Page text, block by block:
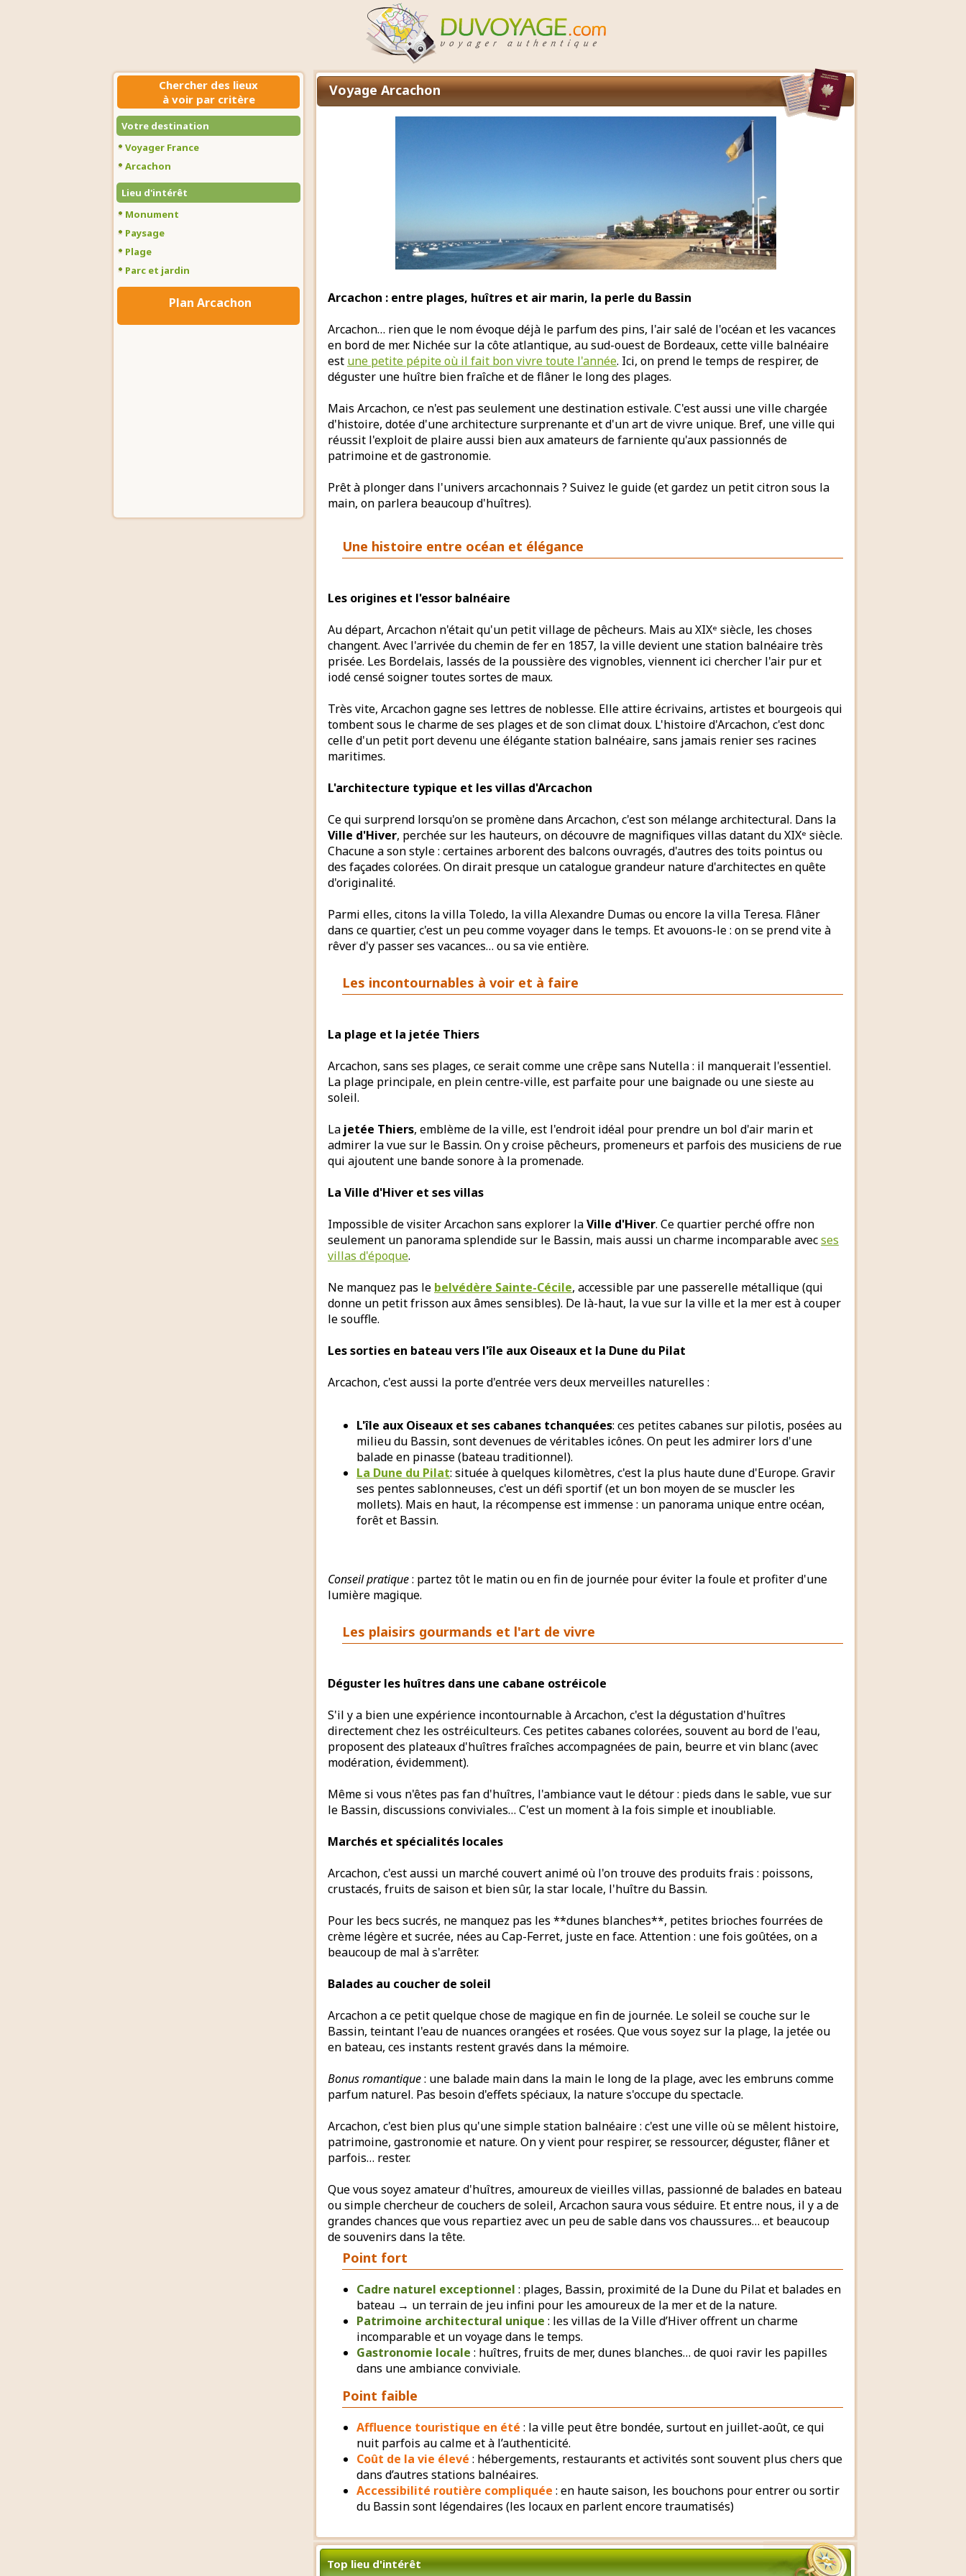
Chercher des lieux
à voir par critère
Votre destination
Voyager France
Arcachon
Lieu d'intérêt
Monument
Paysage
Plage
Parc et jardin
Plan Arcachon
Voyage Arcachon
Arcachon : entre plages, huîtres et air marin, la perle du Bassin
Arcachon… rien que le nom évoque déjà le parfum des pins, l'air salé de l'océan et les vacances
en bord de mer. Nichée sur la côte atlantique, au sud-ouest de Bordeaux, cette ville balnéaire
est une petite pépite où il fait bon vivre toute l'année. Ici, on prend le temps de respirer, de
déguster une huître bien fraîche et de flâner le long des plages.
Mais Arcachon, ce n'est pas seulement une destination estivale. C'est aussi une ville chargée
d'histoire, dotée d'une architecture surprenante et d'un art de vivre unique. Bref, une ville qui
réussit l'exploit de plaire aussi bien aux amateurs de farniente qu'aux passionnés de
patrimoine et de gastronomie.
Prêt à plonger dans l'univers arcachonnais ? Suivez le guide (et gardez un petit citron sous la
main, on parlera beaucoup d'huîtres).
Une histoire entre océan et élégance
Les origines et l'essor balnéaire
Au départ, Arcachon n'était qu'un petit village de pêcheurs. Mais au XIXᵉ siècle, les choses
changent. Avec l'arrivée du chemin de fer en 1857, la ville devient une station balnéaire très
prisée. Les Bordelais, lassés de la poussière des vignobles, viennent ici chercher l'air pur et
iodé censé soigner toutes sortes de maux.
Très vite, Arcachon gagne ses lettres de noblesse. Elle attire écrivains, artistes et bourgeois qui
tombent sous le charme de ses plages et de son climat doux. L'histoire d'Arcachon, c'est donc
celle d'un petit port devenu une élégante station balnéaire, sans jamais renier ses racines
maritimes.
L'architecture typique et les villas d'Arcachon
Ce qui surprend lorsqu'on se promène dans Arcachon, c'est son mélange architectural. Dans la
Ville d'Hiver, perchée sur les hauteurs, on découvre de magnifiques villas datant du XIXᵉ siècle.
Chacune a son style : certaines arborent des balcons ouvragés, d'autres des toits pointus ou
des façades colorées. On dirait presque un catalogue grandeur nature d'architectes en quête
d'originalité.
Parmi elles, citons la villa Toledo, la villa Alexandre Dumas ou encore la villa Teresa. Flâner
dans ce quartier, c'est un peu comme voyager dans le temps. Et avouons-le : on se prend vite à
rêver d'y passer ses vacances… ou sa vie entière.
Les incontournables à voir et à faire
La plage et la jetée Thiers
Arcachon, sans ses plages, ce serait comme une crêpe sans Nutella : il manquerait l'essentiel.
La plage principale, en plein centre-ville, est parfaite pour une baignade ou une sieste au
soleil.
La jetée Thiers, emblème de la ville, est l'endroit idéal pour prendre un bol d'air marin et
admirer la vue sur le Bassin. On y croise pêcheurs, promeneurs et parfois des musiciens de rue
qui ajoutent une bande sonore à la promenade.
La Ville d'Hiver et ses villas
Impossible de visiter Arcachon sans explorer laVille d'Hiver. Ce quartier perché offre non
seulement un panorama splendide sur le Bassin, mais aussi un charme incomparable avecses
villas d'époque.
Ne manquez pas le belvédère Sainte-Cécile, accessible par une passerelle métallique (qui
donne un petit frisson aux âmes sensibles). De là-haut, la vue sur la ville et la mer est à couper
le souffle.
Les sorties en bateau vers l'île aux Oiseaux et la Dune du Pilat
Arcachon, c'est aussi la porte d'entrée vers deux merveilles naturelles :
L'île aux Oiseaux et ses cabanes tchanquées: ces petites cabanes sur pilotis, posées au
milieu du Bassin, sont devenues de véritables icônes. On peut les admirer lors d'une
balade en pinasse (bateau traditionnel).
La Dune du Pilat: située à quelques kilomètres, c'est la plus haute dune d'Europe. Gravir
ses pentes sablonneuses, c'est un défi sportif (et un bon moyen de se muscler les
mollets). Mais en haut, la récompense est immense : un panorama unique entre océan,
forêt et Bassin.
Conseil pratique: partez tôt le matin ou en fin de journée pour éviter la foule et profiter d'une
lumière magique.
Les plaisirs gourmands et l'art de vivre
Déguster les huîtres dans une cabane ostréicole
S'il y a bien une expérience incontournable à Arcachon, c'est la dégustation d'huîtres
directement chez les ostréiculteurs. Ces petites cabanes colorées, souvent au bord de l'eau,
proposent des plateaux d'huîtres fraîches accompagnées de pain, beurre et vin blanc (avec
modération, évidemment).
Même si vous n'êtes pas fan d'huîtres, l'ambiance vaut le détour : pieds dans le sable, vue sur
le Bassin, discussions conviviales… C'est un moment à la fois simple et inoubliable.
Marchés et spécialités locales
Arcachon, c'est aussi un marché couvert animé où l'on trouve des produits frais : poissons,
crustacés, fruits de saison et bien sûr, la star locale, l'huître du Bassin.
Pour les becs sucrés, ne manquez pas les **dunes blanches**, petites brioches fourrées de
crème légère et sucrée, nées au Cap-Ferret, juste en face. Attention : une fois goûtées, on a
beaucoup de mal à s'arrêter.
Balades au coucher de soleil
Arcachon a ce petit quelque chose de magique en fin de journée. Le soleil se couche sur le
Bassin, teintant l'eau de nuances orangées et rosées. Que vous soyez sur la plage, la jetée ou
en bateau, ces instants restent gravés dans la mémoire.
Bonus romantique: une balade main dans la main le long de la plage, avec les embruns comme
parfum naturel. Pas besoin d'effets spéciaux, la nature s'occupe du spectacle.
Arcachon, c'est bien plus qu'une simple station balnéaire : c'est une ville où se mêlent histoire,
patrimoine, gastronomie et nature. On y vient pour respirer, se ressourcer, déguster, flâner et
parfois… rester.
Que vous soyez amateur d'huîtres, amoureux de vieilles villas, passionné de balades en bateau
ou simple chercheur de couchers de soleil, Arcachon saura vous séduire. Et entre nous, il y a de
grandes chances que vous repartiez avec un peu de sable dans vos chaussures… et beaucoup
de souvenirs dans la tête.
Point fort
Cadre naturel exceptionnel : plages, Bassin, proximité de la Dune du Pilat et balades en
bateau → un terrain de jeu infini pour les amoureux de la mer et de la nature.
Patrimoine architectural unique : les villas de la Ville d’Hiver offrent un charme
incomparable et un voyage dans le temps.
Gastronomie locale : huîtres, fruits de mer, dunes blanches… de quoi ravir les papilles
dans une ambiance conviviale.
Point faible
Affluence touristique en été : la ville peut être bondée, surtout en juillet-août, ce qui
nuit parfois au calme et à l’authenticité.
Coût de la vie élevé : hébergements, restaurants et activités sont souvent plus chers que
dans d’autres stations balnéaires.
Accessibilité routière compliquée : en haute saison, les bouchons pour entrer ou sortir
du Bassin sont légendaires (les locaux en parlent encore traumatisés)
Top lieu d'intérêt